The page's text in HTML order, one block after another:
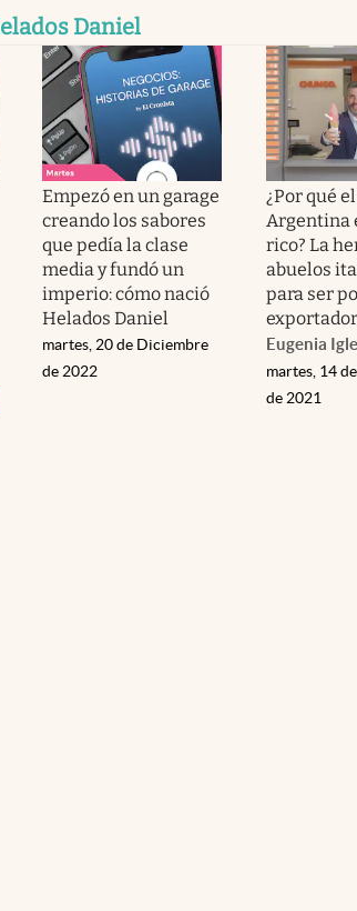
Daniel
Empezó en un garage
creando los sabores
que pedía la clase
media y fundó un
imperio: cómo nació
Helados Daniel
martes, 20 de Diciembre
de 2022
¿Por qué
Argentina
rico? La
abuelos
para ser
Eugenia
martes, 14
de 2021